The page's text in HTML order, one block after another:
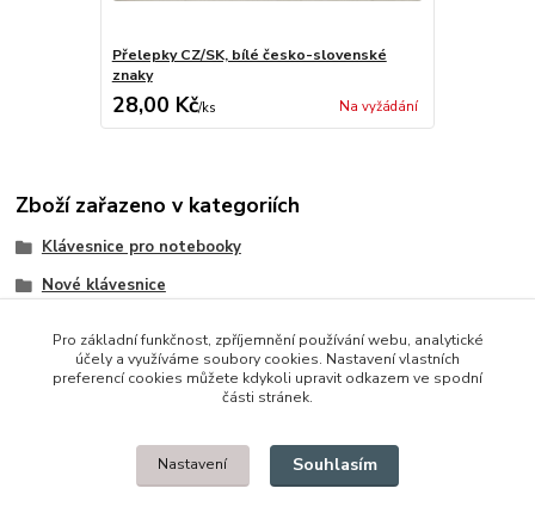
Přelepky CZ/SK, bílé česko-slovenské
znaky
28,00 Kč/ks Na vyžádání
Zboží zařazeno v kategoriích
Klávesnice pro notebooky
Nové klávesnice
© 2014 - 2025 Díly pro notebooky
Upravit sběr cookies.
Pro základní funkčnost, zpříjemnění používání webu, analytické
účely a využíváme soubory cookies. Nastavení vlastních
preferencí cookies můžete kdykoli upravit odkazem ve spodní
části stránek.
Nastavení Souhlasím